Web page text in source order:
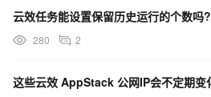
云效任务能设置保留历史运行的个数吗?
280 2